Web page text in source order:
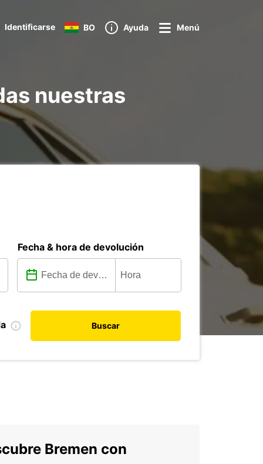
Identificarse BO Ayuda Menú
nuestras
Fecha & hora de devolución
Buscar
Bremen con